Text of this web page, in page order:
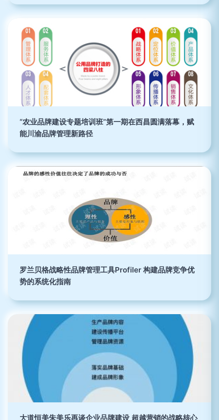
“农业品牌建设专题培训班”第一期在西昌圆满落幕，赋
能川渝品牌管理新路径
罗兰贝格战略性品牌管理工具Profiler 构建品牌竞争优
势的系统化指南
大道恒美朱美乐再谈企业品牌建设 超越营销的战略核心